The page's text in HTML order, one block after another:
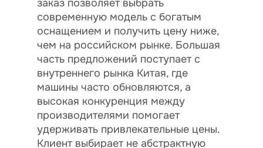
заказ позволяет выбрать
современную модель с богатым
оснащением и получить цену ниже,
чем на российском рынке. Большая
часть предложений поступает с
внутреннего рынка Китая, где
машины часто обновляются, а
высокая конкуренция между
производителями помогает
удерживать привлекательные цены.
Клиент выбирает не абстрактную